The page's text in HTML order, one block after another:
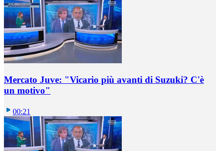
Mercato Juve: "Vicario più avanti di Suzuki? C'è
un motivo"
00:21